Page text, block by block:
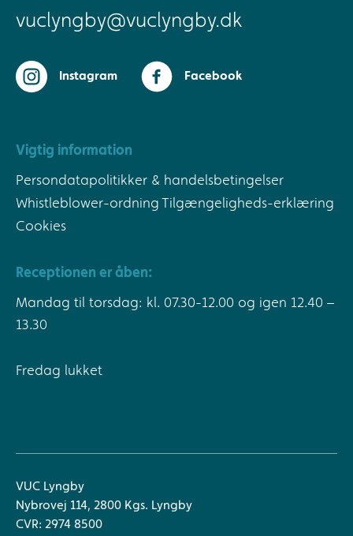
vuclyngby@vuclyngby.dk
Instagram Facebook
Vigtig information
Persondatapolitikker & handelsbetingelser
Whistleblower-ordning Tilgængeligheds-erklæring
Cookies
Receptionen er åben:
Mandag til torsdag: kl. 07.30-12.00 og igen 12.40 –
13.30
Fredag lukket
VUC Lyngby
Nybrovej 114, 2800 Kgs. Lyngby
CVR: 2974 8500